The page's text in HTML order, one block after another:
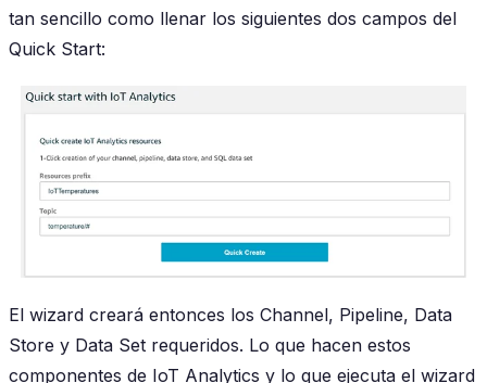
tan sencillo como llenar los siguientes dos campos del
Quick Start:
El wizard creará entonces los Channel, Pipeline, Data
Store y Data Set requeridos. Lo que hacen estos
componentes de IoT Analytics y lo que ejecuta el wizard